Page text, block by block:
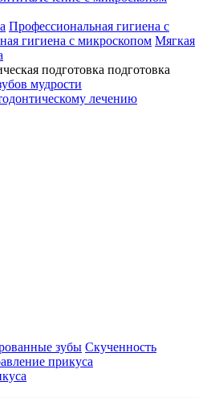
Профессиональная гигиена с
гигиена с микроскопом Мягкая
подготовка подготовка
мудрости
лечению
зубы Скученность
прикуса